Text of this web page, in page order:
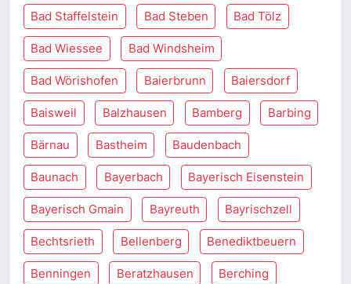
Bad Staffelstein Bad Steben Bad Tölz
Bad Wiessee Bad Windsheim
Bad Wörishofen Baierbrunn Baiersdorf
Baisweil Balzhausen Bamberg Barbing
Bärnau Bastheim Baudenbach
Baunach Bayerbach Bayerisch Eisenstein
Bayerisch Gmain Bayreuth Bayrischzell
Bechtsrieth Bellenberg Benediktbeuern
Benningen Beratzhausen Berching